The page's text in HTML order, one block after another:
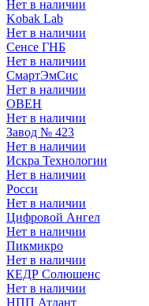
Нет в наличии
Kobak Lab
Нет в наличии
Сенсе ГНБ
Нет в наличии
СмартЭмСис
Нет в наличии
ОВЕН
Нет в наличии
Завод № 423
Нет в наличии
Искра Технологии
Нет в наличии
Росси
Нет в наличии
Цифровой Ангел
Нет в наличии
Пикмикро
Нет в наличии
КЕДР Солюшенс
Нет в наличии
НПП Атлант